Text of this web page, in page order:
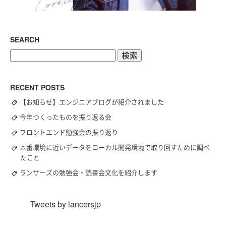
SEARCH
RECENT POSTS
【お知らせ】エンジニアブログが紹介されました
今年つくったものを振り返る会
フロントエンド勉強会の振り返り
本番環境に近いデータをローカル開発環境で取り回すために調べ
たこと
ランサーズの勉強会・読書会文化を紹介します
Tweets by lancersjp